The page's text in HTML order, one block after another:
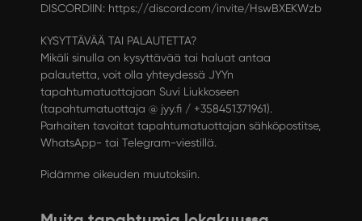
DISCORDIIN: https://discord.com/invite/HswBXEKWzb
KYSYTTÄVÄÄ TAI PALAUTETTA?
Mikäli sinulla on kysyttävää tai haluat antaa
palautetta, voit olla yhteydessä JYYn
tapahtumatuottajaan Suvi Liukkoseen
(tapahtumatuottaja @ jyy.fi / +358451371961).
Parhaiten tavoitat tapahtumatuottajan sähköpostitse,
WhatsApp- tai Telegram-viestillä.
Pidämme oikeuden muutoksiin.